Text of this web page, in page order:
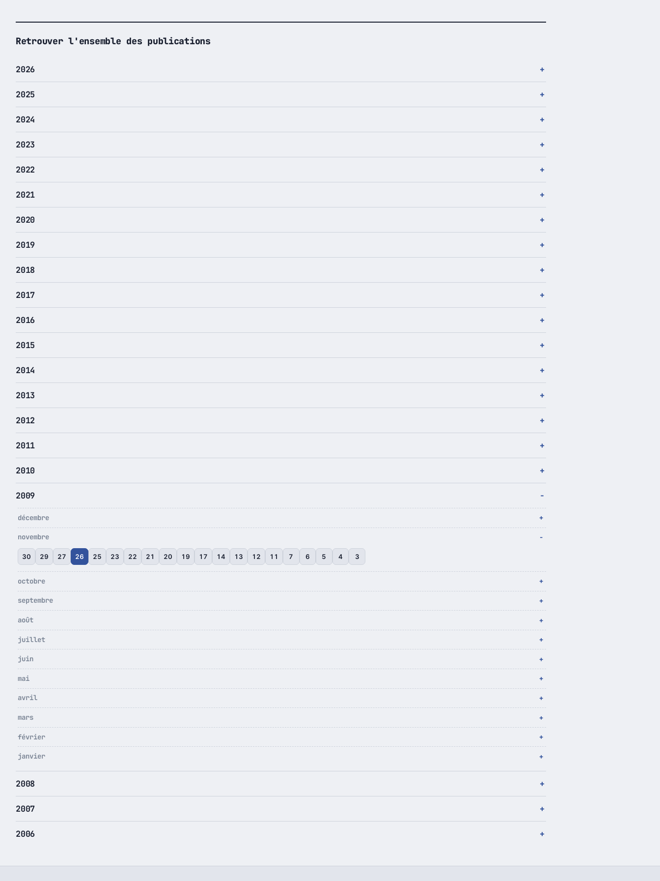
Retrouver l'ensemble des publications
2026
2025
2024
2023
2022
2021
2020
2019
2018
2017
2016
2015
2014
2013
2012
2011
2010
2009
décembre
novembre
30 29 27 26 25 23 22 21 20 19 17 14 13 12 11 7 6 5 4 3
octobre
septembre
août
juillet
juin
mai
avril
mars
février
janvier
2008
2007
2006